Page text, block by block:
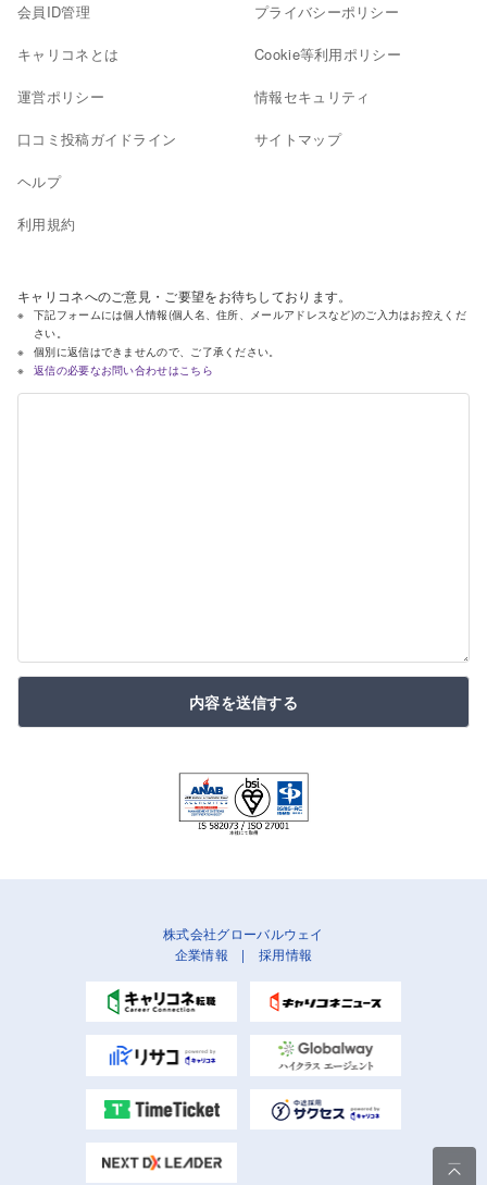
会員ID管理
キャリコネとは
運営ポリシー
口コミ投稿ガイドライン
ヘルプ
利用規約
プライバシーポリシー
Cookie等利用ポリシー
情報セキュリティ
サイトマップ
キャリコネへのご意見・ご要望をお待ちしております。
下記フォームには個人情報(個人名、住所、メールアドレスなど)のご入力はお控えくだ
さい。
個別に返信はできませんので、ご了承ください。
返信の必要なお問い合わせはこちら
内容を送信する
株式会社グローバルウェイ
企業情報 | 採用情報
